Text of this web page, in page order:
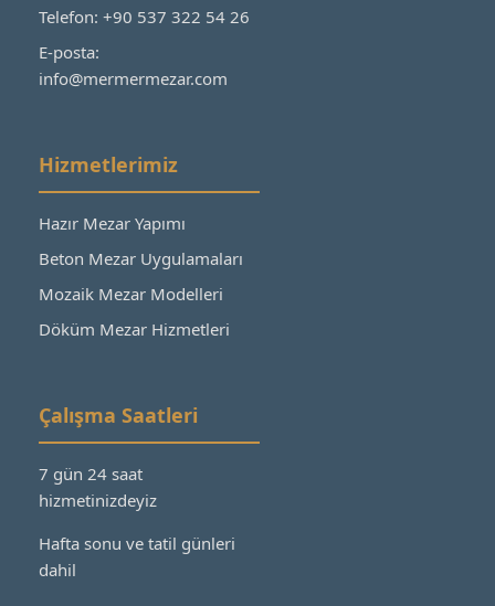
Telefon: +90 537 322 54 26
E-posta:
info@mermermezar.com
Hizmetlerimiz
Hazır Mezar Yapımı
Beton Mezar Uygulamaları
Mozaik Mezar Modelleri
Döküm Mezar Hizmetleri
Çalışma Saatleri
7 gün 24 saat
hizmetinizdeyiz
Hafta sonu ve tatil günleri
dahil